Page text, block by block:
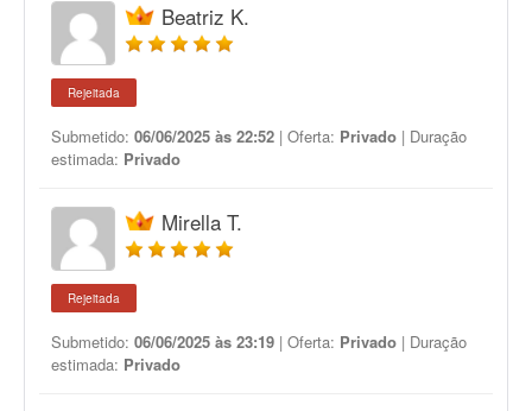
Beatriz K.
Rejeitada
Submetido: 06/06/2025 às 22:52 | Oferta: Privado | Duração
estimada: Privado
Mirella T.
Rejeitada
Submetido: 06/06/2025 às 23:19 | Oferta: Privado | Duração
estimada: Privado